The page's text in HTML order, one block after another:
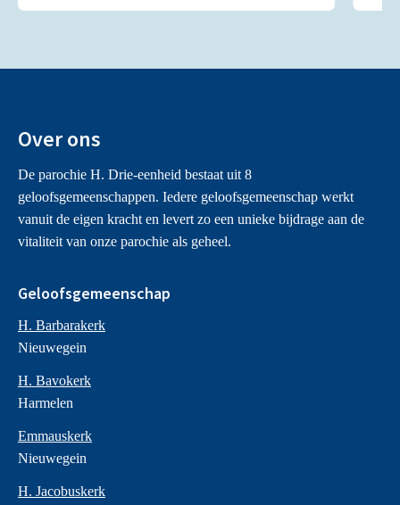
Over ons
De parochie H. Drie-eenheid bestaat uit 8
geloofsgemeenschappen. Iedere geloofsgemeenschap werkt
vanuit de eigen kracht en levert zo een unieke bijdrage aan de
vitaliteit van onze parochie als geheel.
Geloofsgemeenschap
H. Barbarakerk
Nieuwegein
H. Bavokerk
Harmelen
Emmauskerk
Nieuwegein
H. Jacobuskerk